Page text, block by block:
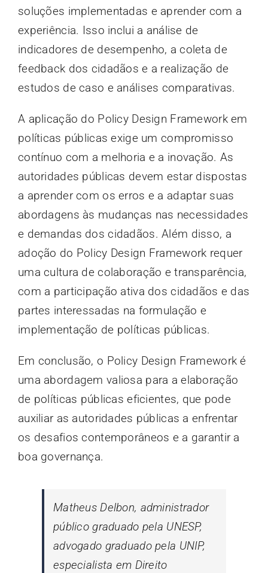
soluções implementadas e aprender com a
experiência. Isso inclui a análise de
indicadores de desempenho, a coleta de
feedback dos cidadãos e a realização de
estudos de caso e análises comparativas.
A aplicação do Policy Design Framework em
políticas públicas exige um compromisso
contínuo com a melhoria e a inovação. As
autoridades públicas devem estar dispostas
a aprender com os erros e a adaptar suas
abordagens às mudanças nas necessidades
e demandas dos cidadãos. Além disso, a
adoção do Policy Design Framework requer
uma cultura de colaboração e transparência,
com a participação ativa dos cidadãos e das
partes interessadas na formulação e
implementação de políticas públicas.
Em conclusão, o Policy Design Framework é
uma abordagem valiosa para a elaboração
de políticas públicas eficientes, que pode
auxiliar as autoridades públicas a enfrentar
os desafios contemporâneos e a garantir a
boa governança.
Matheus Delbon, administrador
público graduado pela UNESP,
advogado graduado pela UNIP,
especialista em Direito